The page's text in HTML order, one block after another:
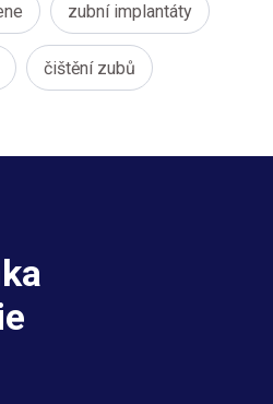
zubní implantáty
čištění zubů